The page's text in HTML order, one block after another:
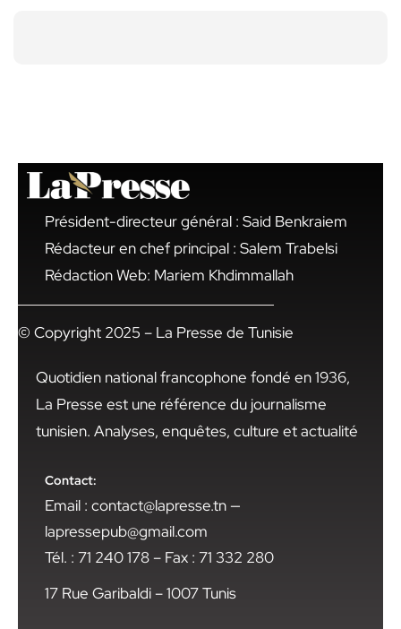
Président-directeur général : Said Benkraiem
Rédacteur en chef principal : Salem Trabelsi
Rédaction Web: Mariem Khdimmallah
© Copyright 2025 – La Presse de Tunisie
Quotidien national francophone fondé en 1936,
La Presse est une référence du journalisme
tunisien. Analyses, enquêtes, culture et actualité
Contact:
Email : contact@lapresse.tn —
lapressepub@gmail.com
Tél. : 71 240 178 – Fax : 71 332 280
17 Rue Garibaldi – 1007 Tunis